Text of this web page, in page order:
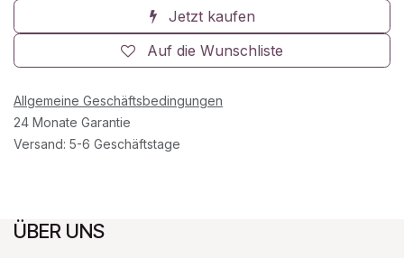
Jetzt kaufen
Auf die Wunschliste
Allgemeine Geschäftsbedingungen
24 Monate Garantie
Versand: 5-6 Geschäftstage
ÜBER UNS